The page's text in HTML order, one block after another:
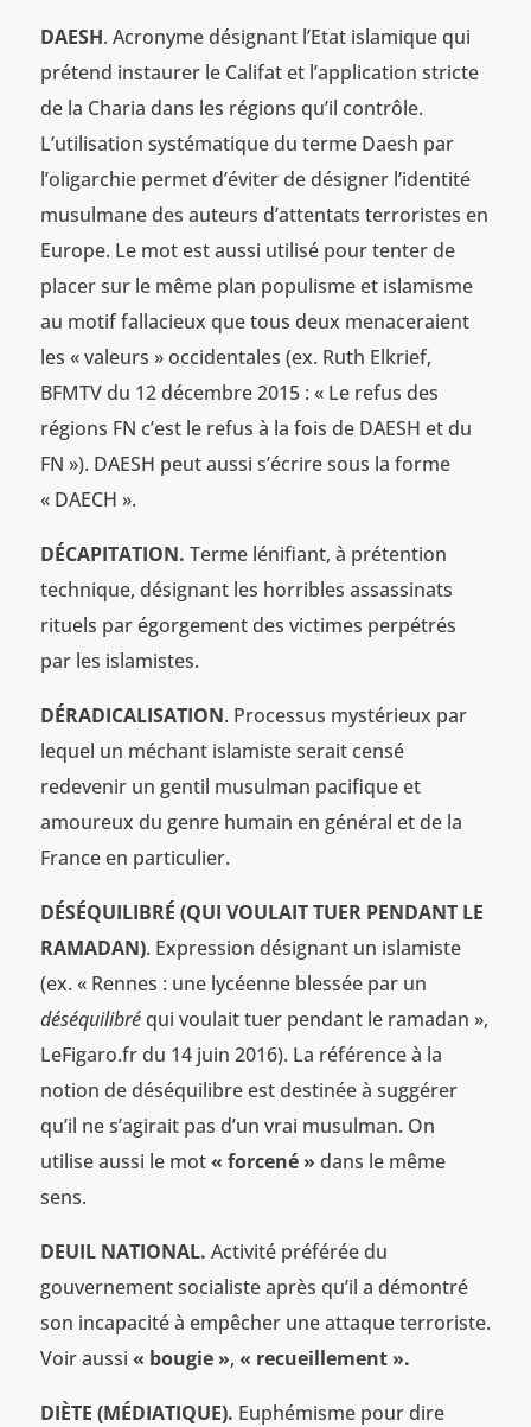
DAESH. Acronyme désignant l’Etat islamique qui
prétend instaurer le Califat et l’application stricte
de la Charia dans les régions qu’il contrôle.
L’utilisation systématique du terme Daesh par
l’oligarchie permet d’éviter de désigner l’identité
musulmane des auteurs d’attentats terroristes en
Europe. Le mot est aussi utilisé pour tenter de
placer sur le même plan populisme et islamisme
au motif fallacieux que tous deux menaceraient
les « valeurs » occidentales (ex. Ruth Elkrief,
BFMTV du 12 décembre 2015 : « Le refus des
régions FN c’est le refus à la fois de DAESH et du
FN »). DAESH peut aussi s’écrire sous la forme
« DAECH ».
DÉCAPITATION. Terme lénifiant, à prétention
technique, désignant les horribles assassinats
rituels par égorgement des victimes perpétrés
par les islamistes.
DÉRADICALISATION. Processus mystérieux par
lequel un méchant islamiste serait censé
redevenir un gentil musulman pacifique et
amoureux du genre humain en général et de la
France en particulier.
DÉSÉQUILIBRÉ (QUI VOULAIT TUER PENDANT LE
RAMADAN). Expression désignant un islamiste
(ex. « Rennes : une lycéenne blessée par un
déséquilibréqui voulait tuer pendant le ramadan »,
LeFigaro.fr du 14 juin 2016). La référence à la
notion de déséquilibre est destinée à suggérer
qu’il ne s’agirait pas d’un vrai musulman. On
utilise aussi le mot« forcené » dans le même
sens.
DEUIL NATIONAL. Activité préférée du
gouvernement socialiste après qu’il a démontré
son incapacité à empêcher une attaque terroriste.
Voir aussi « bougie », « recueillement ».
DIÈTE (MÉDIATIQUE). Euphémisme pour dire